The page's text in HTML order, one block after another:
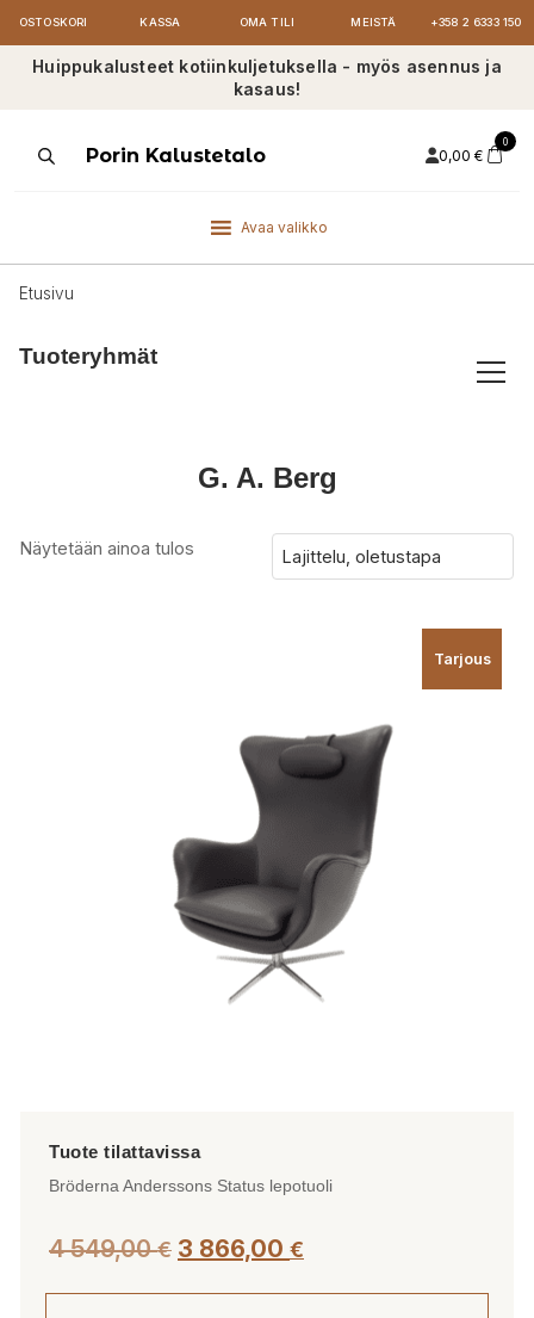
OSTOSKORI KASSA OMA TILI MEISTÄ +358 2 6333 150
Huippukalusteet kotiinkuljetuksella - myös asennus ja
kasaus!
ProductsPorin Kalustetalo 0,00 €
0
Avaa valikko
Etusivu
Tuoteryhmät
G. A. Berg
Näytetään ainoa tulos
Tarjous
Bröderna Anderssons Status lepotuoli
4 549,00€ Alkuperäinen
3 866,00 €